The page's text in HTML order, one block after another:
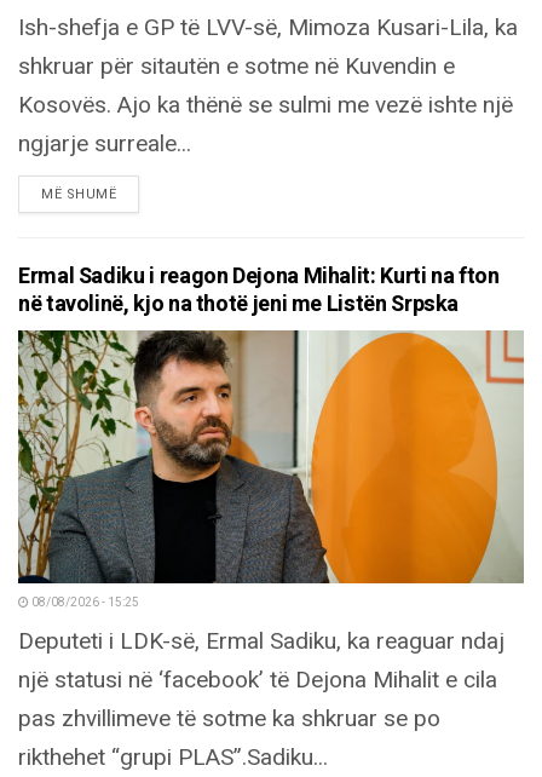
Ish-shefja e GP të LVV-së, Mimoza Kusari-Lila, ka
shkruar për sitautën e sotme në Kuvendin e
Kosovës. Ajo ka thënë se sulmi me vezë ishte një
ngjarje surreale...
MË SHUMËDETAILS
Ermal Sadiku i reagon Dejona Mihalit: Kurti na fton
në tavolinë, kjo na thotë jeni me Listën Srpska
08/08/2026 - 15:25
Deputeti i LDK-së, Ermal Sadiku, ka reaguar ndaj
një statusi në ‘facebook’ të Dejona Mihalit e cila
pas zhvillimeve të sotme ka shkruar se po
rikthehet “grupi PLAS”.Sadiku...